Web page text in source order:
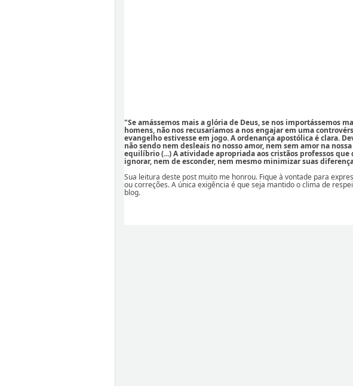
"Se amássemos mais a glória de Deus, se nos importássemos
homens, não nos recusaríamos a nos engajar em uma
evangelho estivesse em jogo. A ordenança apostólica é clara.
não sendo nem desleais no nosso amor, nem sem amor na
equilíbrio (...) A atividade apropriada aos cristãos professos que
ignorar, nem de esconder, nem mesmo minimizar suas
Sua leitura deste post muito me honrou. Fique à vontade para
ou correções. A única exigência é que seja mantido o clima de
blog.